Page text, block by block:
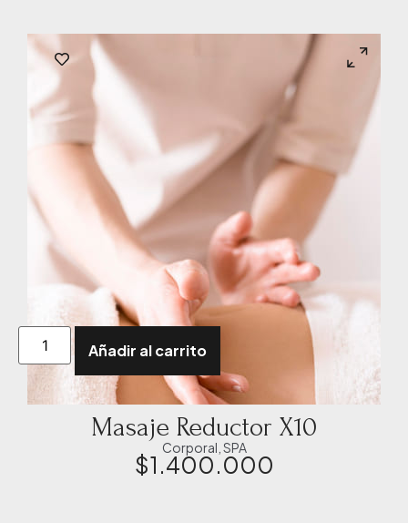
Añadir al carrito
Masaje Reductor X10
Corporal SPA
$1.400.000